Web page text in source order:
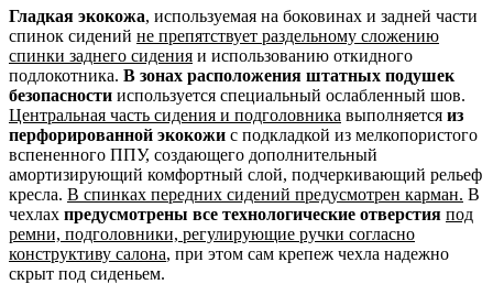
Гладкая экокожа, используемая на боковинах и задней части
спинок сидений не препятствует раздельному сложению
спинки заднего сидения и использованию откидного
подлокотника. В зонах расположения штатных подушек
безопасности используется специальный ослабленный шов.
Центральная часть сидения и подголовника выполняется из
перфорированной экокожи с подкладкой из мелкопористого
вспененного ППУ, создающего дополнительный
амортизирующий комфортный слой, подчеркивающий рельеф
кресла. В спинках передних сидений предусмотрен карман. В
чехлах предусмотрены все технологические отверстия под
ремни, подголовники, регулирующие ручки согласно
конструктиву салона, при этом сам крепеж чехла надежно
скрыт под сиденьем.